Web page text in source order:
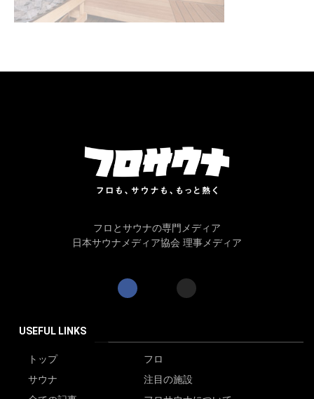
フロとサウナの専門メディア
日本サウナメディア協会 理事メディア
USEFUL LINKS
トップ
フロ
サウナ
注目の施設